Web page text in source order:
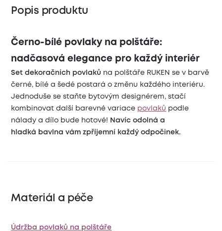
Popis produktu
Černo-bílé povlaky na polštáře:
nadčasová elegance pro každý interiér
Set dekoračních povlaků na polštáře RUKEN se v barvě
černé, bílé a šedé postará o změnu každého interiéru.
Jednoduše se staňte bytovým designérem, stačí
kombinovat další barevné variace povlaků podle
nálady a dílo bude hotové! Navíc odolná a
hladká bavlna vám zpříjemní každý odpočinek.
Materiál a péče
Údržba povlaků na polštáře